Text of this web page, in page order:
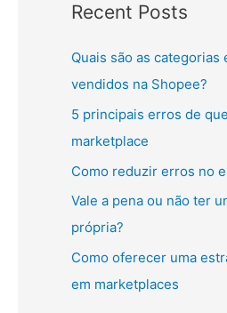
Recent Posts
Quais são as categorias
vendidos na Shopee?
5 principais erros de
marketplace
Como reduzir erros no
Vale a pena ou não ter
própria?
Como oferecer uma
em marketplaces